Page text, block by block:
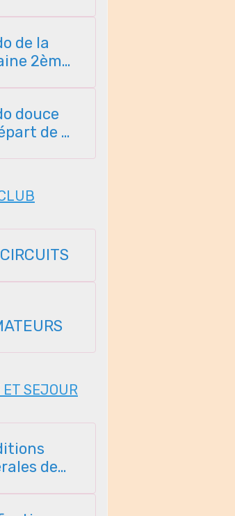
de la
2ème
douce
de St
ET SEJOUR
de